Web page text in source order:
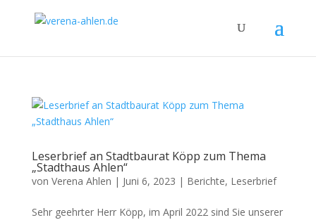
Leserbrief an Stadtbaurat Köpp zum Thema
„Stadthaus Ahlen“
von Verena Ahlen | Juni 6, 2023 | Berichte, Leserbrief
Sehr geehrter Herr Köpp, im April 2022 sind Sie unserer